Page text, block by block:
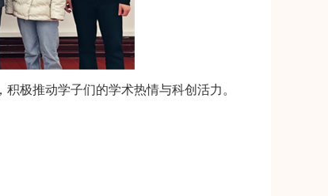
极推动学子们的学术热情与科创活力。